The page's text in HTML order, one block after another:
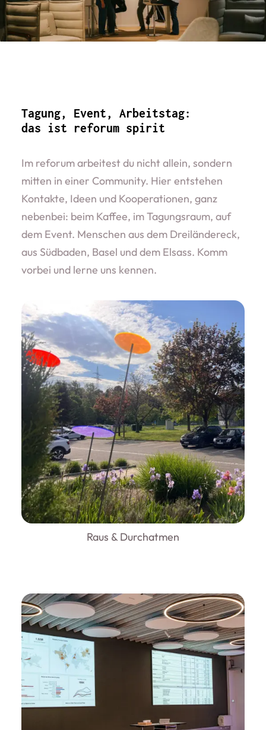
Tagung, Event, Arbeitstag:
das ist reforum spirit
Im reforum arbeitest du nicht allein, sondern
mitten in einer Community. Hier entstehen
Kontakte, Ideen und Kooperationen, ganz
nebenbei: beim Kaffee, im Tagungsraum, auf
dem Event. Menschen aus dem Dreiländereck,
aus Südbaden, Basel und dem Elsass. Komm
vorbei und lerne uns kennen.
Raus & Durchatmen